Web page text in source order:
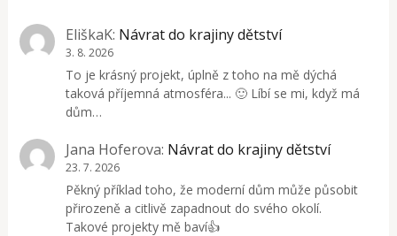
EliškaK: Návrat do krajiny dětství
3. 8. 2026
To je krásný projekt, úplně z toho na mě dýchá
taková příjemná atmosféra... 🙂 Líbí se mi, když má
dům…
Jana Hoferova: Návrat do krajiny dětství
23. 7. 2026
Pěkný příklad toho, že moderní dům může působit
přirozeně a citlivě zapadnout do svého okolí.
Takové projekty mě baví👍